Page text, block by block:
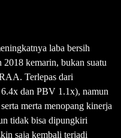
laba bersih
kemarin, bukan suatu
Terlepas dari
dan PBV 1.1x), namun
merta menopang kinerja
tidak bisa dipungkiri
saja kembali terjadi